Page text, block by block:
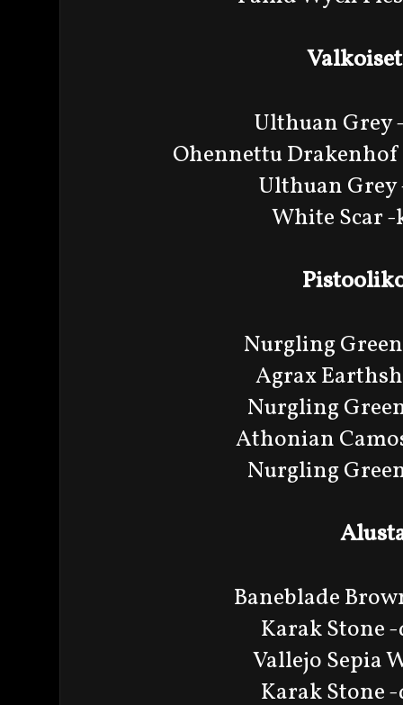
Ulthuan Grey
Ohennettu
Ulthuan
White Scar
Nurgling
Agrax
Nurgling
Athonian
Nurgling
Baneblade
Karak Stone
Vallejo Sepia
Karak Stone